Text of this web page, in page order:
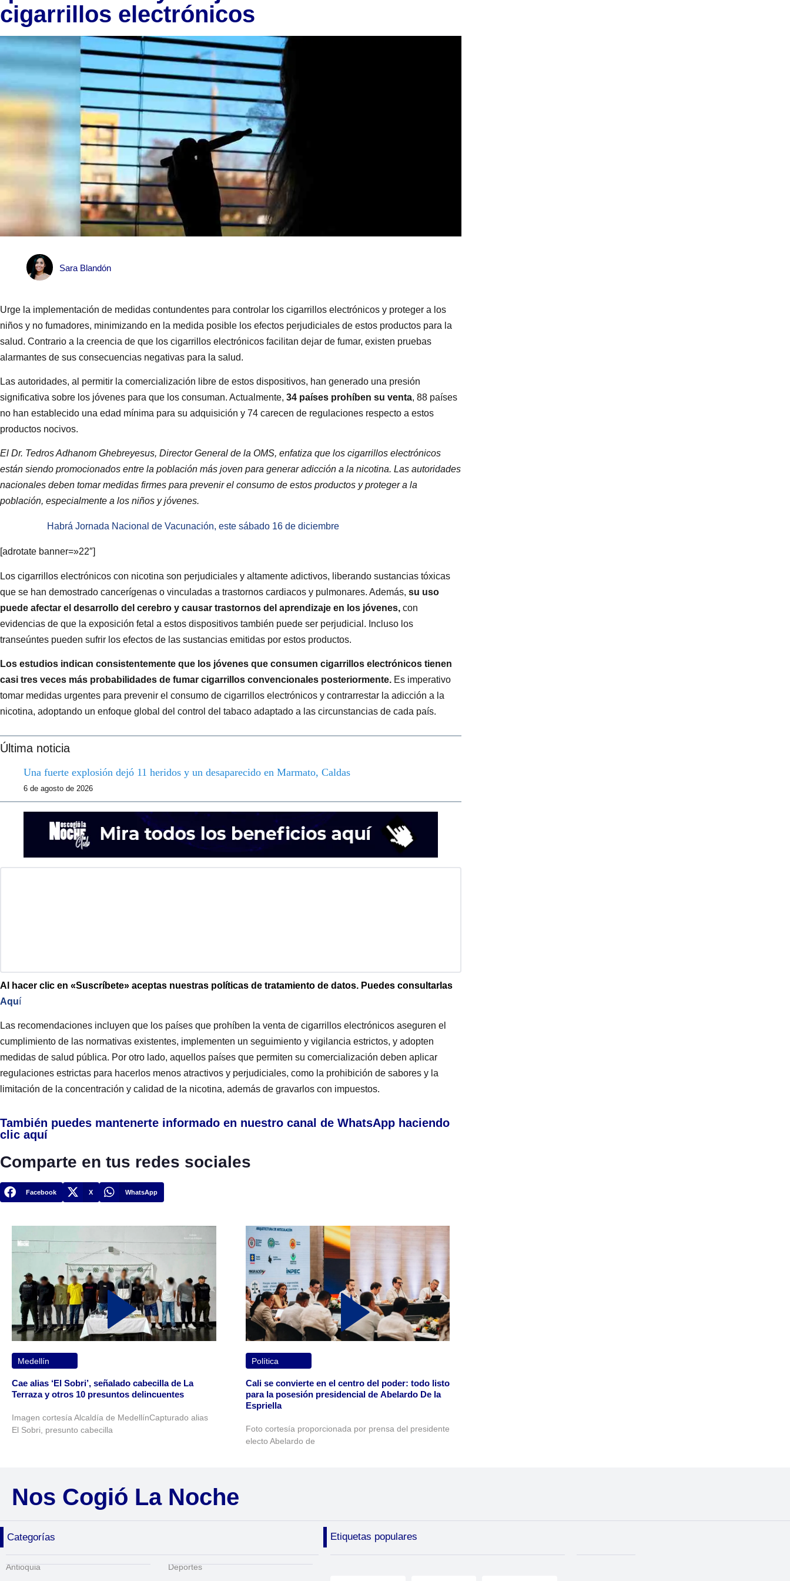
cigarrillos electrónicos
Sara Blandón
Urge la implementación de medidas contundentes para controlar los cigarrillos electrónicos y proteger a los
niños y no fumadores, minimizando en la medida posible los efectos perjudiciales de estos productos para la
salud. Contrario a la creencia de que los cigarrillos electrónicos facilitan dejar de fumar, existen pruebas
alarmantes de sus consecuencias negativas para la salud.
Las autoridades, al permitir la comercialización libre de estos dispositivos, han generado una presión
significativa sobre los jóvenes para que los consuman. Actualmente, 34 países prohíben su venta, 88 países
no han establecido una edad mínima para su adquisición y 74 carecen de regulaciones respecto a estos
productos nocivos.
El Dr. Tedros Adhanom Ghebreyesus, Director General de la OMS, enfatiza que los cigarrillos electrónicos
están siendo promocionados entre la población más joven para generar adicción a la nicotina. Las autoridades
nacionales deben tomar medidas firmes para prevenir el consumo de estos productos y proteger a la
población, especialmente a los niños y jóvenes.
Habrá Jornada Nacional de Vacunación, este sábado 16 de diciembre
[adrotate banner=»22″]
Los cigarrillos electrónicos con nicotina son perjudiciales y altamente adictivos, liberando sustancias tóxicas
que se han demostrado cancerígenas o vinculadas a trastornos cardiacos y pulmonares. Además, su uso
puede afectar el desarrollo del cerebro y causar trastornos del aprendizaje en los jóvenes, con
evidencias de que la exposición fetal a estos dispositivos también puede ser perjudicial. Incluso los
transeúntes pueden sufrir los efectos de las sustancias emitidas por estos productos.
Los estudios indican consistentemente que los jóvenes que consumen cigarrillos electrónicos tienen
casi tres veces más probabilidades de fumar cigarrillos convencionales posteriormente. Es imperativo
tomar medidas urgentes para prevenir el consumo de cigarrillos electrónicos y contrarrestar la adicción a la
nicotina, adoptando un enfoque global del control del tabaco adaptado a las circunstancias de cada país.
Última noticia
Una fuerte explosión dejó 11 heridos y un desaparecido en Marmato, Caldas
6 de agosto de 2026
Al hacer clic en «Suscríbete» aceptas nuestras políticas de tratamiento de datos. Puedes consultarlas
Aquí
Las recomendaciones incluyen que los países que prohíben la venta de cigarrillos electrónicos aseguren el
cumplimiento de las normativas existentes, implementen un seguimiento y vigilancia estrictos, y adopten
medidas de salud pública. Por otro lado, aquellos países que permiten su comercialización deben aplicar
regulaciones estrictas para hacerlos menos atractivos y perjudiciales, como la prohibición de sabores y la
limitación de la concentración y calidad de la nicotina, además de gravarlos con impuestos.
También puedes mantenerte informado en nuestro canal de WhatsApp haciendo
clic aquí
Comparte en tus redes sociales
Facebook X WhatsApp
Medellín
Cae alias ‘El Sobri’, señalado cabecilla de La
Terraza y otros 10 presuntos delincuentes
Imagen cortesía Alcaldía de MedellínCapturado alias
El Sobri, presunto cabecilla
Política
Cali se convierte en el centro del poder: todo listo
para la posesión presidencial de Abelardo De la
Espriella
Foto cortesía proporcionada por prensa del presidente
electo Abelardo de
Nos Cogió La Noche
Categorías Etiquetas populares
Antioquia
Deportes